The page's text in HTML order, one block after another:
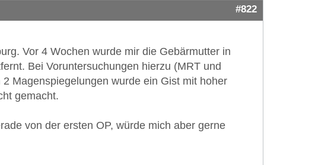
#822
Vor 4 Wochen wurde mir die Gebärmutter in
Bei Voruntersuchungen hierzu (MRT und
Magenspiegelungen wurde ein Gist mit hoher
gemacht.
von der ersten OP, würde mich aber gerne